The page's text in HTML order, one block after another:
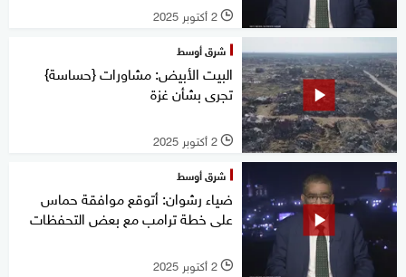
l 2 أكتوبر 2025
شرق أوسط
البيت الأبيض: مشاورات {حساسة}
تجرى بشأن غزة
l 2 أكتوبر 2025
شرق أوسط
ضياء رشوان: أتوقع موافقة حماس
على خطة ترامب مع بعض التحفظات
l 2 أكتوبر 2025